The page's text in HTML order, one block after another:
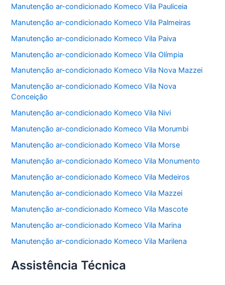
Manutenção ar-condicionado Komeco Vila Pauliceia
Manutenção ar-condicionado Komeco Vila Palmeiras
Manutenção ar-condicionado Komeco Vila Paiva
Manutenção ar-condicionado Komeco Vila Olímpia
Manutenção ar-condicionado Komeco Vila Nova Mazzei
Manutenção ar-condicionado Komeco Vila Nova
Conceição
Manutenção ar-condicionado Komeco Vila Nivi
Manutenção ar-condicionado Komeco Vila Morumbi
Manutenção ar-condicionado Komeco Vila Morse
Manutenção ar-condicionado Komeco Vila Monumento
Manutenção ar-condicionado Komeco Vila Medeiros
Manutenção ar-condicionado Komeco Vila Mazzei
Manutenção ar-condicionado Komeco Vila Mascote
Manutenção ar-condicionado Komeco Vila Marina
Manutenção ar-condicionado Komeco Vila Marilena
Assistência Técnica